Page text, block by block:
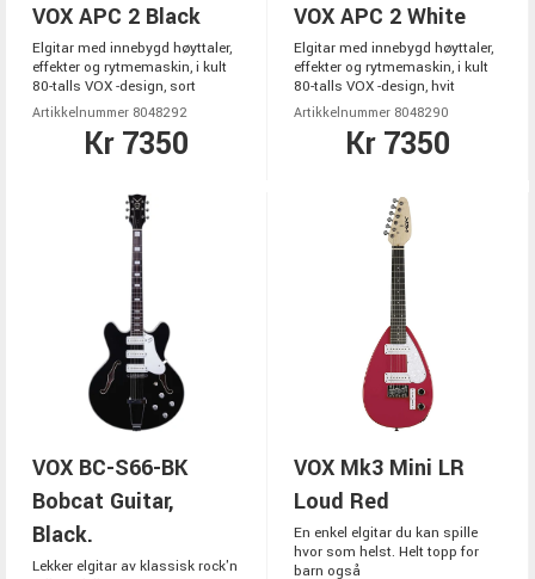
VOX APC 2 Black
Elgitar med innebygd høyttaler,
effekter og rytmemaskin, i kult
80-talls VOX -design, sort
Artikkelnummer 8048292
Kr 7350
VOX APC 2 White
Elgitar med innebygd høyttaler,
effekter og rytmemaskin, i kult
80-talls VOX -design, hvit
Artikkelnummer 8048290
Kr 7350
VOX BC-S66-BK
Bobcat Guitar,
Black.
Lekker elgitar av klassisk rock'n
VOX Mk3 Mini LR
Loud Red
En enkel elgitar du kan spille
hvor som helst. Helt topp for
barn også